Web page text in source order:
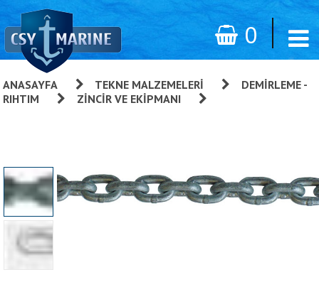
0
ANASAYFA TEKNE MALZEMELERI
DEMIRLEME -
RIHTIM
ZINCIR VE EKIPMANI